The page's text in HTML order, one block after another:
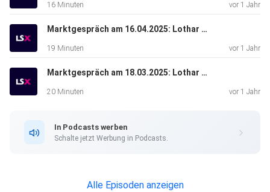
16 Minuten vor 1 Jahr
Marktgespräch am 16.04.2025: Lothar Albert & Michael Flender
19 Minuten vor 1 Jahr
Marktgespräch am 18.03.2025: Lothar Albert & Valentin Schelbert
20 Minuten vor 1 Jahr
In Podcasts werben
Schalte jetzt Werbung in Podcasts.
Alle Episoden anzeigen